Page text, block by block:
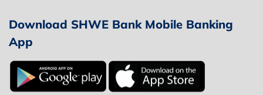
Download SHWE Bank Mobile Banking
App